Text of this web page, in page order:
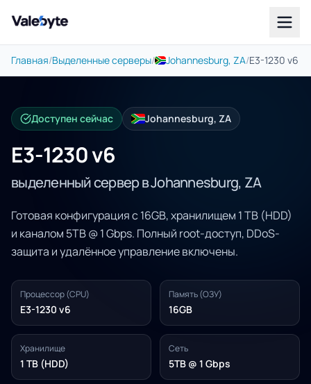
Valebyte
Главная/Выделенные серверы/ Johannesburg, ZA/E3-1230 v6
Доступен сейчас Johannesburg, ZA
E3-1230 v6
выделенный сервер в Johannesburg, ZA
Готовая конфигурация с 16GB, хранилищем 1 TB (HDD)
и каналом 5TB @ 1 Gbps. Полный root-доступ, DDoS-
защита и удалённое управление включены.
Процессор (CPU)
E3-1230 v6
Память (ОЗУ)
16GB
Хранилище
1 TB (HDD)
Сеть
5TB @ 1 Gbps